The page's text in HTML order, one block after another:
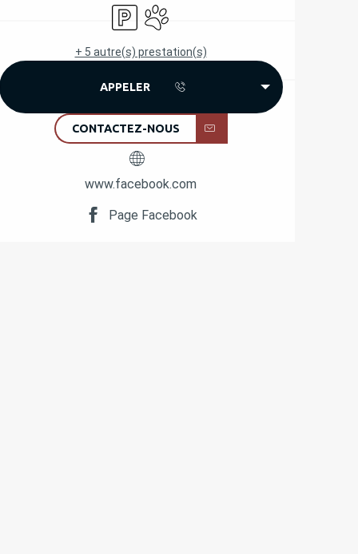
ParkingAnimaux acceptés
+ 5 autre(s) prestation(s)
APPELER
CONTACTEZ-NOUS
www.facebook.com
Page Facebook